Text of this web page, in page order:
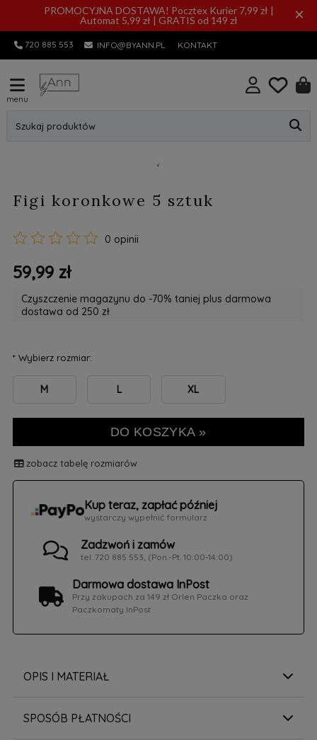
PROMOCYJNA DOSTAWA! Pocztex Kurier 7,99 zł |
Automat 5,99 zł | GRATIS od 149 zł
×
720 885 553 INFO@BYANN.PL KONTAKT
menu
Szukaj produktów
Figi koronkowe 5 sztuk
0 opinii
59,99 zł
Czyszczenie magazynu do -70% taniej plus darmowa
dostawa od 250 zł
*Wybierz rozmiar:
M L XL
DO KOSZYKA »
zobacz tabelę rozmiarów
Kup teraz, zapłać później
wystarczy wypełnić formularz
Zadzwoń i zamów
tel. 720 885 553, (Pon.-Pt. 10:00-14:00)
Darmowa dostawa InPost
Przy zakupach za 149 zł Orlen Paczka oraz
Paczkomaty InPost
OPIS I MATERIAŁ
SPOSÓB PŁATNOŚCI